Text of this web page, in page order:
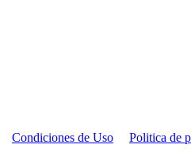
Condiciones de Uso Politica de